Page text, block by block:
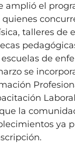
amplió el
talleres de
de
se
la
ya